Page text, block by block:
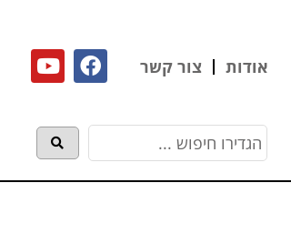
אודות צור קשר